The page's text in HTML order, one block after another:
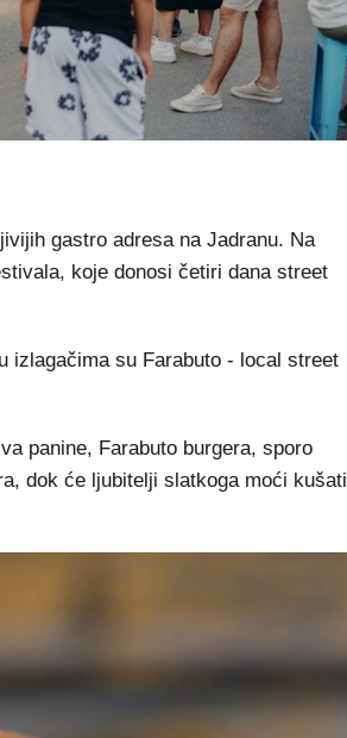
gastro adresa na Jadranu. Na
koje donosi četiri dana street
izlagačima su Farabuto - local street
panine, Farabuto burgera, sporo
dok će ljubitelji slatkoga moći kušati